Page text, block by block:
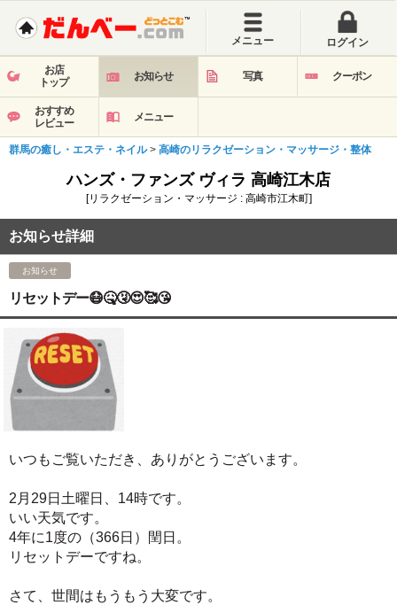
メニュー ログイン
お店
トップ
お知らせ 写真 クーポン
おすすめ
レビュー
メニュー
群馬の癒し・エステ・ネイル> 高崎のリラクゼーション・マッサージ・整体
ハンズ・ファンズ ヴィラ 高崎江木店
[リラクゼーション・マッサージ : 高崎市江木町]
お知らせ詳細
お知らせ
リセットデー😷🤒🤧😍🥰😘
いつもご覧いただき、ありがとうございます。
2月29日土曜日、14時です。
いい天気です。
4年に1度の（366日）閏日。
リセットデーですね。
さて、世間はもうもう大変です。